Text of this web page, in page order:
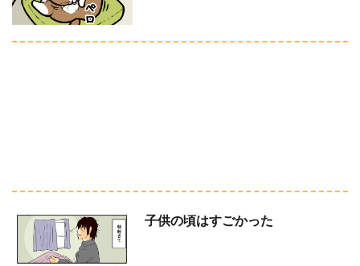
子供の頃はすごかった